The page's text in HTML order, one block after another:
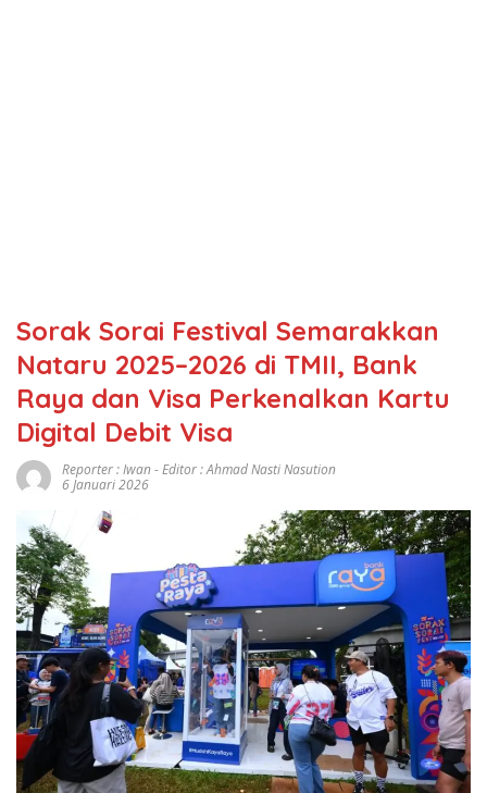
Sorak Sorai Festival Semarakkan
Nataru 2025–2026 di TMII, Bank
Raya dan Visa Perkenalkan Kartu
Digital Debit Visa
Reporter : Iwan - Editor : Ahmad Nasti Nasution
6 Januari 2026